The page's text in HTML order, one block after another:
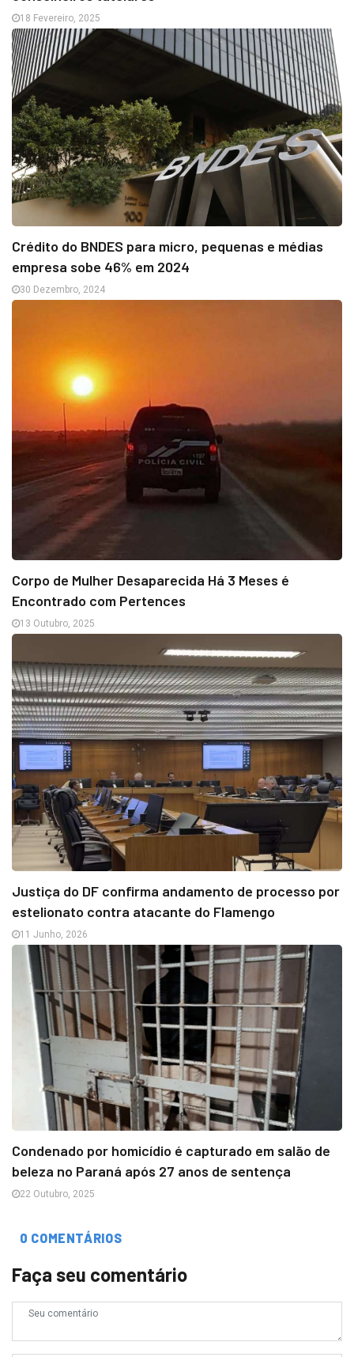
18 Fevereiro, 2025
Crédito do BNDES para micro, pequenas e médias
empresa sobe 46% em 2024
30 Dezembro, 2024
Corpo de Mulher Desaparecida Há 3 Meses é
Encontrado com Pertences
13 Outubro, 2025
Justiça do DF confirma andamento de processo por
estelionato contra atacante do Flamengo
11 Junho, 2026
Condenado por homicídio é capturado em salão de
beleza no Paraná após 27 anos de sentença
22 Outubro, 2025
0 COMENTÁRIOS
Faça seu comentário